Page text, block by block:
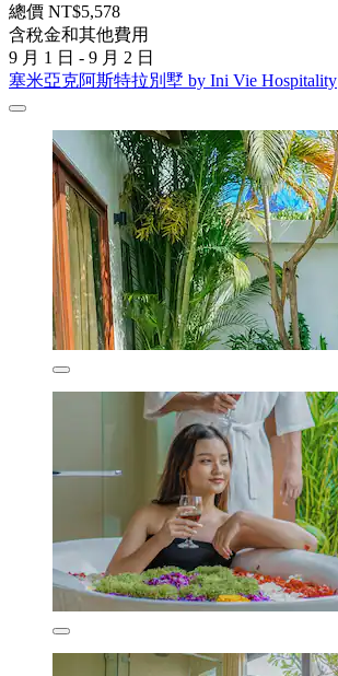
總價 NT$5,578
含稅金和其他費用
9 月 1 日 - 9 月 2 日
塞米亞克阿斯特拉別墅 by Ini Vie Hospitality